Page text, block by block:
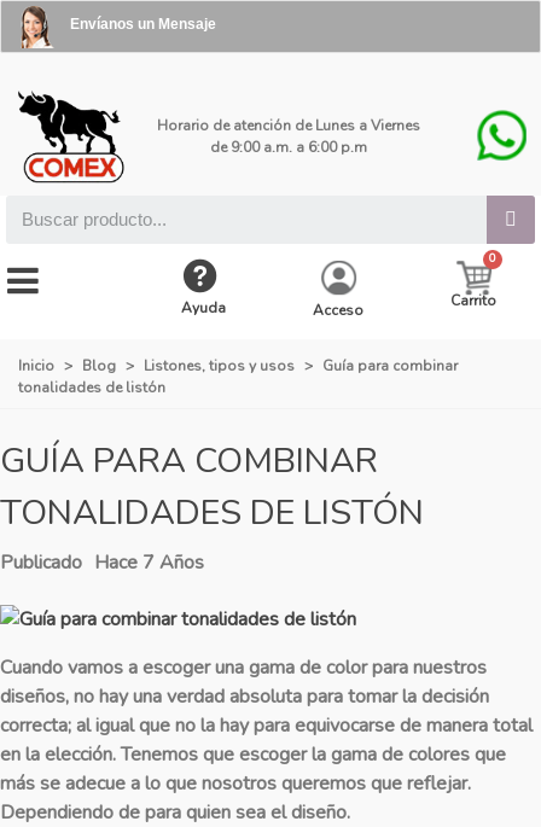
Envíanos un Mensaje
Horario de atención de Lunes a Viernes
de 9:00 a.m. a 6:00 p.m
Ayuda Acceso Carrito
Inicio > Blog > Listones, tipos y usos > Guía para combinar
tonalidades de listón
GUÍA PARA COMBINAR
TONALIDADES DE LISTÓN
Publicado Hace 7 Años
Cuando vamos a escoger una gama de color para nuestros
diseños, no hay una verdad absoluta para tomar la decisión
correcta; al igual que no la hay para equivocarse de manera total
en la elección. Tenemos que escoger la gama de colores que
más se adecue a lo que nosotros queremos que reflejar.
Dependiendo de para quien sea el diseño.